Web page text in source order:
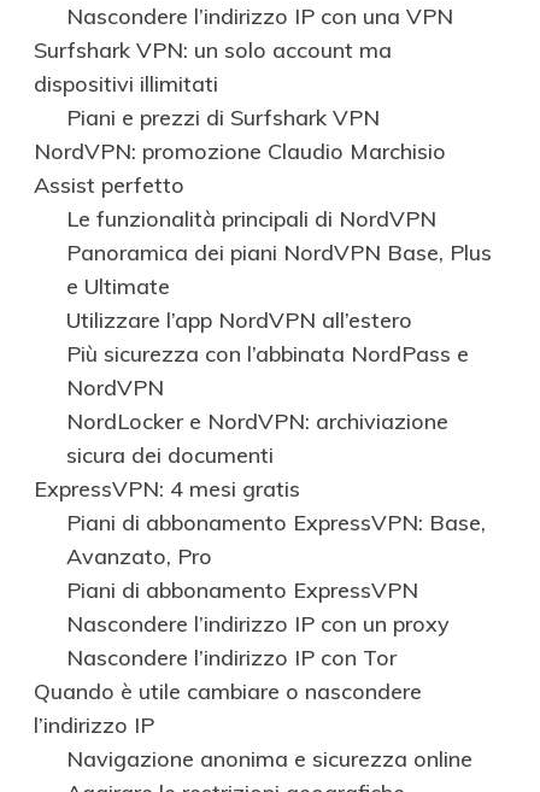
Nascondere l’indirizzo IP con una VPN
Surfshark VPN: un solo account ma
dispositivi illimitati
Piani e prezzi di Surfshark VPN
NordVPN: promozione Claudio Marchisio
Assist perfetto
Le funzionalità principali di NordVPN
Panoramica dei piani NordVPN Base, Plus
e Ultimate
Utilizzare l’app NordVPN all’estero
Più sicurezza con l’abbinata NordPass e
NordVPN
NordLocker e NordVPN: archiviazione
sicura dei documenti
ExpressVPN: 4 mesi gratis
Piani di abbonamento ExpressVPN: Base,
Avanzato, Pro
Piani di abbonamento ExpressVPN
Nascondere l’indirizzo IP con un proxy
Nascondere l’indirizzo IP con Tor
Quando è utile cambiare o nascondere
l’indirizzo IP
Navigazione anonima e sicurezza online